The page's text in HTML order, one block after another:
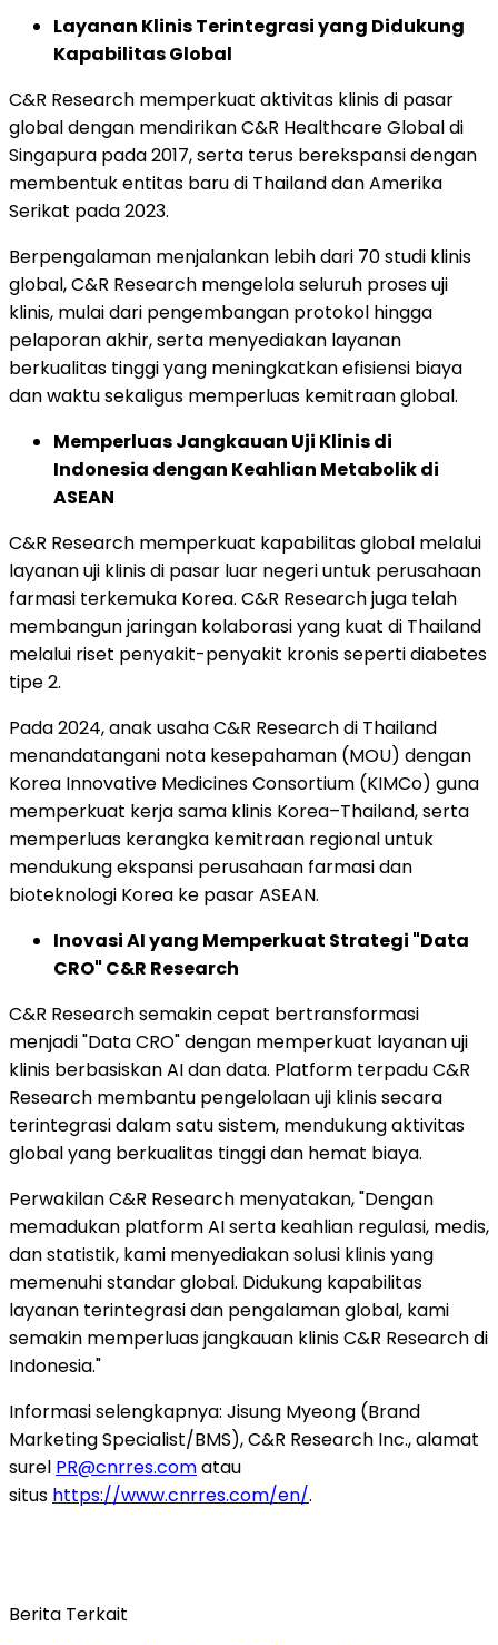
Layanan Klinis Terintegrasi yang Didukung
Kapabilitas Global
C&R Research memperkuat aktivitas klinis di pasar
global dengan mendirikan C&R Healthcare Global di
Singapura pada 2017, serta terus berekspansi dengan
membentuk entitas baru di Thailand dan Amerika
Serikat pada 2023.
Berpengalaman menjalankan lebih dari 70 studi klinis
global, C&R Research mengelola seluruh proses uji
klinis, mulai dari pengembangan protokol hingga
pelaporan akhir, serta menyediakan layanan
berkualitas tinggi yang meningkatkan efisiensi biaya
dan waktu sekaligus memperluas kemitraan global.
Memperluas Jangkauan Uji Klinis di
Indonesia dengan Keahlian Metabolik di
ASEAN
C&R Research memperkuat kapabilitas global melalui
layanan uji klinis di pasar luar negeri untuk perusahaan
farmasi terkemuka Korea. C&R Research juga telah
membangun jaringan kolaborasi yang kuat di Thailand
melalui riset penyakit-penyakit kronis seperti diabetes
tipe 2.
Pada 2024, anak usaha C&R Researchdi Thailand
menandatangani nota kesepahaman (MOU) dengan
Korea Innovative Medicines Consortium (KIMCo) guna
memperkuat kerja sama klinis Korea–Thailand, serta
memperluas kerangka kemitraan regional untuk
mendukung ekspansi perusahaan farmasi dan
bioteknologi Korea ke pasar ASEAN.
Inovasi AI yang Memperkuat Strategi "Data
CRO" C&R Research
C&R Research semakin cepat bertransformasi
menjadi "Data CRO" dengan memperkuat layanan uji
klinis berbasiskan AI dan data. Platform terpadu C&R
Research membantu pengelolaan uji klinis secara
terintegrasi dalam satu sistem, mendukung aktivitas
global yang berkualitas tinggi dan hemat biaya.
Perwakilan C&R Research menyatakan, "Dengan
memadukan platform AI serta keahlian regulasi, medis,
dan statistik, kami menyediakan solusi klinis yang
memenuhi standar global. Didukung kapabilitas
layanan terintegrasi dan pengalaman global, kami
semakin memperluas jangkauan klinis C&R Researchdi
Indonesia."
Informasi selengkapnya: Jisung Myeong (Brand
Marketing Specialist/BMS), C&R Research Inc., alamat
surel PR@cnrres.comatau
situs https://www.cnrres.com/en/.
Berita Terkait